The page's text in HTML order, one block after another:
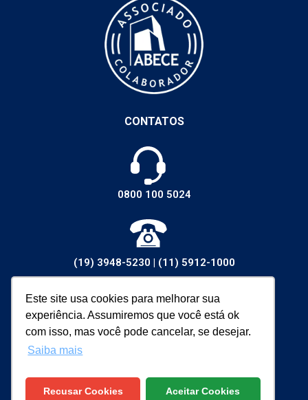
Este site usa cookies para melhorar sua
experiência. Assumiremos que você está ok
com isso, mas você pode cancelar, se desejar.
Saiba mais
Recusar Cookies Aceitar Cookies
CONTATOS
0800 100 5024
(19) 3948-5230 | (11) 5912-1000
vendas@walsywa.com.br